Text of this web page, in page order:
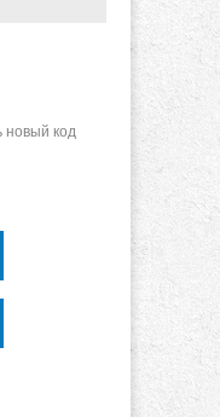
новый код